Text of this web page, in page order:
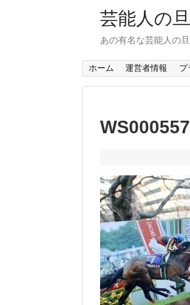
芸能人の
あの有名な芸能人の
ホーム 運営者情報 プ
WS000557